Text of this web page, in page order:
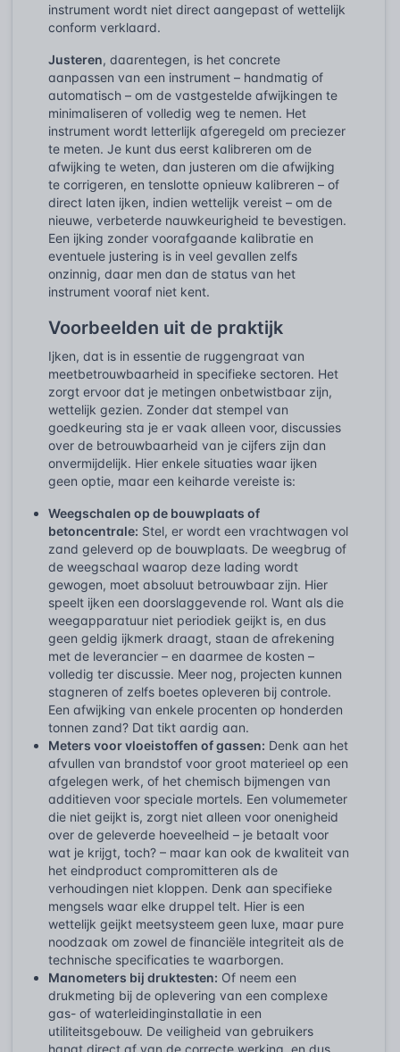
instrument wordt niet direct aangepast of wettelijk
conform verklaard.
Justeren, daarentegen, is het concrete
aanpassen van een instrument – handmatig of
automatisch – om de vastgestelde afwijkingen te
minimaliseren of volledig weg te nemen. Het
instrument wordt letterlijk afgeregeld om preciezer
te meten. Je kunt dus eerst kalibreren om de
afwijking te weten, dan justeren om die afwijking
te corrigeren, en tenslotte opnieuw kalibreren – of
direct laten ijken, indien wettelijk vereist – om de
nieuwe, verbeterde nauwkeurigheid te bevestigen.
Een ijking zonder voorafgaande kalibratie en
eventuele justering is in veel gevallen zelfs
onzinnig, daar men dan de status van het
instrument vooraf niet kent.
Voorbeelden uit de praktijk
Ijken, dat is in essentie de ruggengraat van
meetbetrouwbaarheid in specifieke sectoren. Het
zorgt ervoor dat je metingen onbetwistbaar zijn,
wettelijk gezien. Zonder dat stempel van
goedkeuring sta je er vaak alleen voor, discussies
over de betrouwbaarheid van je cijfers zijn dan
onvermijdelijk. Hier enkele situaties waar ijken
geen optie, maar een keiharde vereiste is:
Weegschalen op de bouwplaats of
betoncentrale: Stel, er wordt een vrachtwagen vol
zand geleverd op de bouwplaats. De weegbrug of
de weegschaal waarop deze lading wordt
gewogen, moet absoluut betrouwbaar zijn. Hier
speelt ijken een doorslaggevende rol. Want als die
weegapparatuur niet periodiek geijkt is, en dus
geen geldig ijkmerk draagt, staan de afrekening
met de leverancier – en daarmee de kosten –
volledig ter discussie. Meer nog, projecten kunnen
stagneren of zelfs boetes opleveren bij controle.
Een afwijking van enkele procenten op honderden
tonnen zand? Dat tikt aardig aan.
Meters voor vloeistoffen of gassen: Denk aan het
afvullen van brandstof voor groot materieel op een
afgelegen werk, of het chemisch bijmengen van
additieven voor speciale mortels. Een volumemeter
die niet geijkt is, zorgt niet alleen voor onenigheid
over de geleverde hoeveelheid – je betaalt voor
wat je krijgt, toch? – maar kan ook de kwaliteit van
het eindproduct compromitteren als de
verhoudingen niet kloppen. Denk aan specifieke
mengsels waar elke druppel telt. Hier is een
wettelijk geijkt meetsysteem geen luxe, maar pure
noodzaak om zowel de financiële integriteit als de
technische specificaties te waarborgen.
Manometers bij druktesten: Of neem een
drukmeting bij de oplevering van een complexe
gas- of waterleidinginstallatie in een
utiliteitsgebouw. De veiligheid van gebruikers
hangt direct af van de correcte werking, en dus